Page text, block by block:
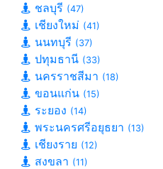
ชลบุรี (47)
เชียงใหม่ (41)
นนทบุรี (37)
ปทุมธานี (33)
นครราชสีมา (18)
ขอนแก่น (15)
ระยอง (14)
พระนครศรีอยุธยา (13)
เชียงราย (12)
สงขลา (11)